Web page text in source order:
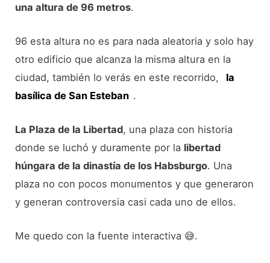
una altura de 96 metros.
96 esta altura no es para nada aleatoria y solo hay
otro edificio que alcanza la misma altura en la
ciudad, también lo verás en este recorrido,
la
basílica de San Esteban .
La Plaza de la Libertad, una plaza con historia
donde se luchó y duramente por la libertad
húngara de la dinastía de los Habsburgo. Una
plaza no con pocos monumentos y que generaron
y generan controversia casi cada uno de ellos.
Me quedo con la fuente interactiva 😅.